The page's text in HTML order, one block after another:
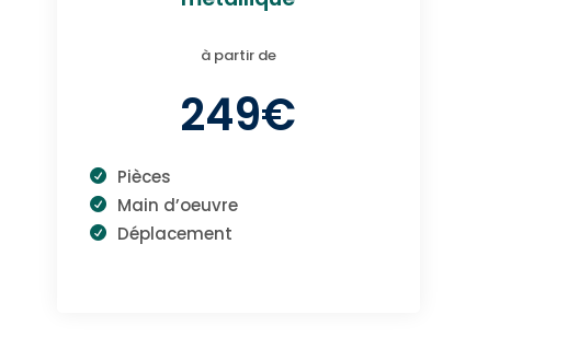
à partir de
249€
Pièces
Main d’oeuvre
Déplacement